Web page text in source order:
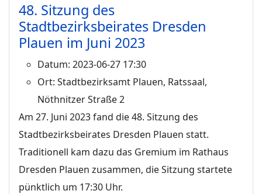
48. Sitzung des
Stadtbezirksbeirates Dresden
Plauen im Juni 2023
Datum: 2023-06-27 17:30
Ort: Stadtbezirksamt Plauen, Ratssaal,
Nöthnitzer Straße 2
Am 27. Juni 2023 fand die 48. Sitzung des
Stadtbezirksbeirates Dresden Plauen statt.
Traditionell kam dazu das Gremium im Rathaus
Dresden Plauen zusammen, die Sitzung startete
pünktlich um 17:30 Uhr.